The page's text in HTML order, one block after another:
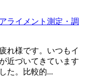
ライメント測定・調
れ様です。いつもイ
近づいてきています
た。比較的...